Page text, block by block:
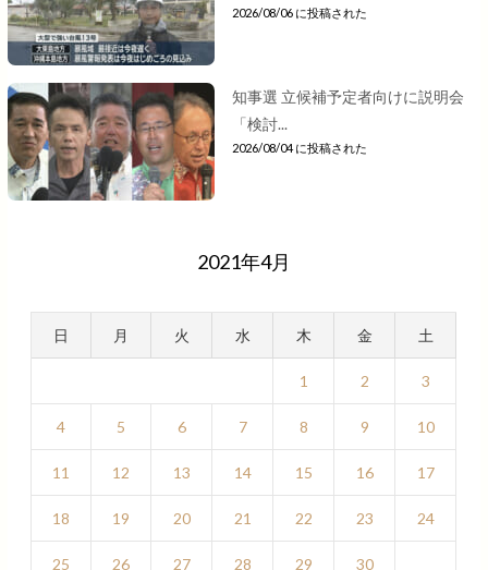
2026/08/06 に投稿された
知事選 立候補予定者向けに説明会
「検討...
2026/08/04 に投稿された
2021年4月
日 月 火 水 木 金 土
1 2 3
4 5 6 7 8 9 10
11 12 13 14 15 16 17
18 19 20 21 22 23 24
25 26 27 28 29
30